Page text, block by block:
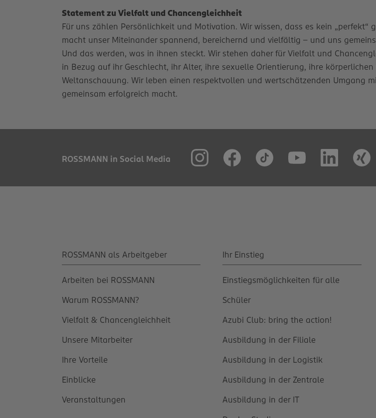
Statement zu Vielfalt und Chancengleichheit
Für uns zählen Persönlichkeit und Motivation. Wir wissen, dass es kein
macht unser Miteinander spannend, bereichernd und vielfältig – und uns
Und das werden, was in ihnen steckt. Wir stehen daher für Vielfalt und
in Bezug auf ihr Geschlecht, ihr Alter, ihre sexuelle Orientierung, ihre
Weltanschauung. Wir leben einen respektvollen und wertschätzenden Umgang
gemeinsam erfolgreich macht.
ROSSMANN in Social Media
ROSSMANN als Arbeitgeber
Arbeiten bei ROSSMANN
Warum ROSSMANN?
Vielfalt & Chancengleichheit
Unsere Mitarbeiter
Ihre Vorteile
Einblicke
Veranstaltungen
Ihr Einstieg
Einstiegsmöglichkeiten für alle
Schüler
Azubi Club: bring the action!
Ausbildung in der Filiale
Ausbildung in der Logistik
Ausbildung in der Zentrale
Ausbildung in der IT